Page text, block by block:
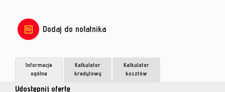
Dodaj do notatnika
Udostępnij ofertę
Informacje
ogólne
Kalkulator
kredytowy
Kalkulator
kosztów